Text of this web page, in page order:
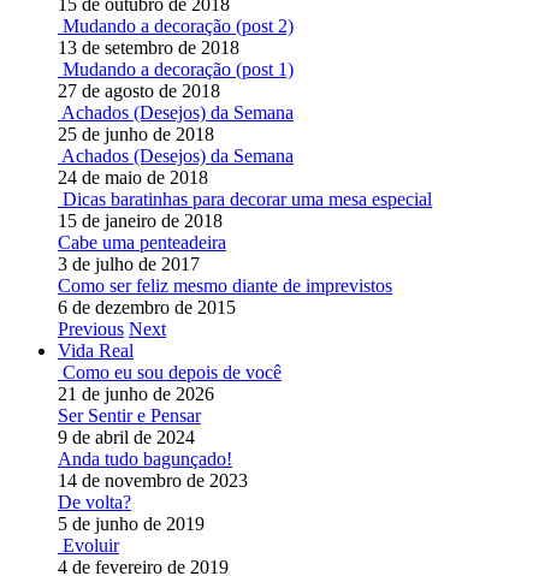
15 de outubro de 2018
Mudando a decoração (post 2)
13 de setembro de 2018
Mudando a decoração (post 1)
27 de agosto de 2018
Achados (Desejos) da Semana
25 de junho de 2018
Achados (Desejos) da Semana
24 de maio de 2018
Dicas baratinhas para decorar uma mesa especial
15 de janeiro de 2018
Cabe uma penteadeira
3 de julho de 2017
Como ser feliz mesmo diante de imprevistos
6 de dezembro de 2015
Previous Next
Vida Real
Como eu sou depois de você
21 de junho de 2026
Ser Sentir e Pensar
9 de abril de 2024
Anda tudo bagunçado!
14 de novembro de 2023
De volta?
5 de junho de 2019
Evoluir
4 de fevereiro de 2019